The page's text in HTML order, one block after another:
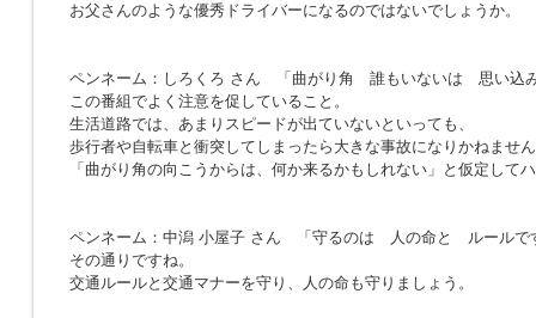
お父さんのような優秀ドライバーになるのではないでしょうか。
ペンネーム：しろくろ さん
「曲がり角 誰もいないは 思い込
この番組でよく注意を促していること。
生活道路では、あまりスピードが出ていないといっても、
歩行者や自転車と衝突してしまったら大きな事故になりかねませ
「曲がり角の向こうからは、何か来るかもしれない」と仮定して
ペンネーム：中潟 小屋子 さん 「 守るのは 人の命と ルールで
その通りですね。
交通ルールと交通マナーを守り、人の命も守りましょう。